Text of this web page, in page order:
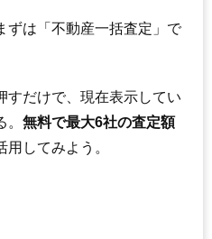
ずは「不動産一括査定」で
すだけで、現在表示してい
無料で最大6社の査定額
用してみよう。